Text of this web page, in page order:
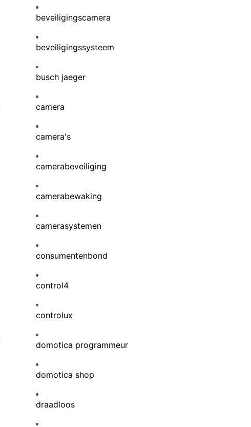
beveiligingscamera
beveiligingssysteem
busch jaeger
camera
camera's
camerabeveiliging
camerabewaking
camerasystemen
consumentenbond
control4
controlux
domotica programmeur
domotica shop
draadloos